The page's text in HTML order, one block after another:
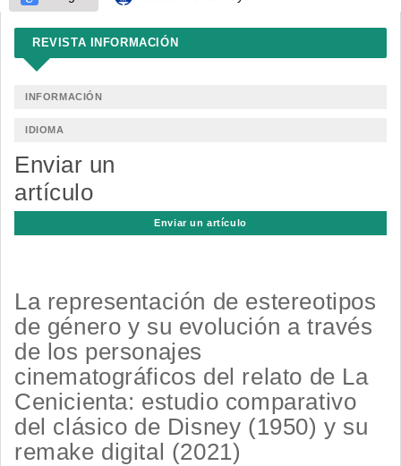
REVISTA INFORMACIÓN
INFORMACIÓN
IDIOMA
Enviar un
artículo
Enviar un artículo
La representación de estereotipos
de género y su evolución a través
de los personajes
cinematográficos del relato de La
Cenicienta: estudio comparativo
del clásico de Disney (1950) y su
remake digital (2021)